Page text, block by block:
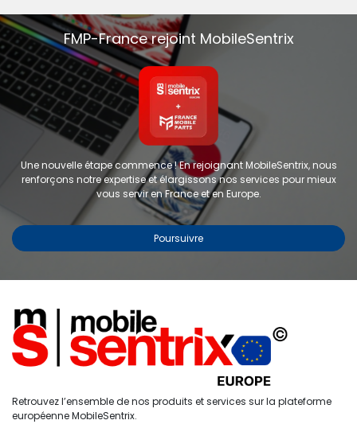
Étiquettes
Accueil Recherche
0
Compte
FMP-France rejoint MobileSentrix
Une nouvelle étape commence ! En rejoignant MobileSentrix, nous
renforçons notre expertise et élargissons nos services pour mieux
vous servir en France et en Europe.
Poursuivre
Retrouvez l’ensemble de nos produits et services sur la plateforme
européenne MobileSentrix.
Copyright © 2024 FMP-France. Tous droits réservés